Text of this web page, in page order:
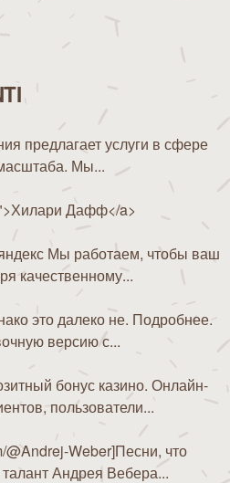
предлагает услуги в сфере
Мы...
Дафф</a>
Мы работаем, чтобы ваш
качественному...
это далеко не. Подробнее.
версию с...
бонус казино. Онлайн-
пользователи...
@Andrej-Weber]Песни, что
Андрея Вебера...